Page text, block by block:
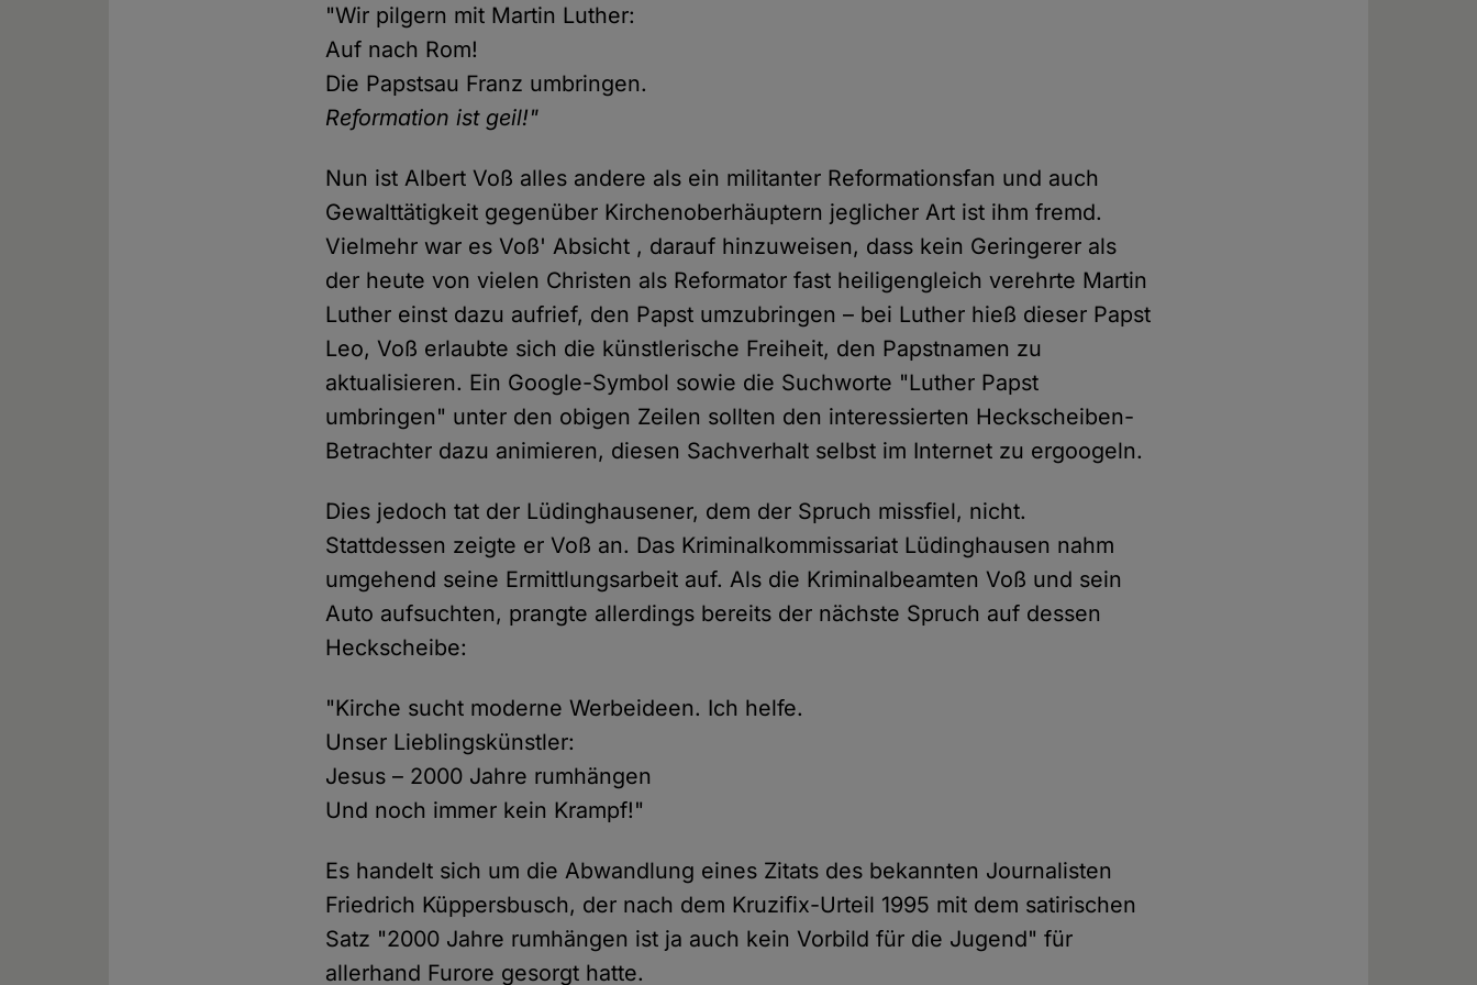
"Wir pilgern mit Martin Luther:
Auf nach Rom!
Die Papstsau Franz umbringen.
Reformation ist geil!"
Nun ist Albert Voß alles andere als ein militanter Reformationsfan und auch
Gewalttätigkeit gegenüber Kirchenoberhäuptern jeglicher Art ist ihm fremd.
Vielmehr war es Voß' Absicht , darauf hinzuweisen, dass kein Geringerer als
der heute von vielen Christen als Reformator fast heiligengleich verehrte Martin
Luther einst dazu aufrief, den Papst umzubringen – bei Luther hieß dieser Papst
Leo, Voß erlaubte sich die künstlerische Freiheit, den Papstnamen zu
aktualisieren. Ein Google-Symbol sowie die Suchworte "Luther Papst
umbringen" unter den obigen Zeilen sollten den interessierten Heckscheiben-
Betrachter dazu animieren, diesen Sachverhalt selbst im Internet zu ergoogeln.
Dies jedoch tat der Lüdinghausener, dem der Spruch missfiel, nicht.
Stattdessen zeigte er Voß an. Das Kriminalkommissariat Lüdinghausen nahm
umgehend seine Ermittlungsarbeit auf. Als die Kriminalbeamten Voß und sein
Auto aufsuchten, prangte allerdings bereits der nächste Spruch auf dessen
Heckscheibe:
"Kirche sucht moderne Werbeideen. Ich helfe.
Unser Lieblingskünstler:
Jesus – 2000 Jahre rumhängen
Und noch immer kein Krampf!"
Es handelt sich um die Abwandlung eines Zitats des bekannten Journalisten
Friedrich Küppersbusch, der nach dem Kruzifix-Urteil 1995 mit dem satirischen
Satz "2000 Jahre rumhängen ist ja auch kein Vorbild für die Jugend" für
allerhand Furore gesorgt hatte.